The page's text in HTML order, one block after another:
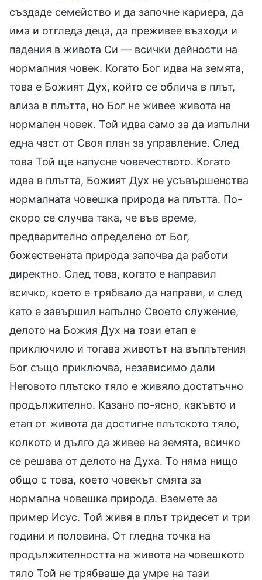
създаде семейство и да започне кариера, да
има и отгледа деца, да преживее възходи и
падения в живота Си — всички дейности на
нормалния човек. Когато Бог идва на земята,
това е Божият Дух, който се облича в плът,
влиза в плътта, но Бог не живее живота на
нормален човек. Той идва само за да изпълни
една част от Своя план за управление. След
това Той ще напусне човечеството. Когато
идва в плътта, Божият Дух не усъвършенства
нормалната човешка природа на плътта. По-
скоро се случва така, че във време,
предварително определено от Бог,
божествената природа започва да работи
директно. След това, когато е направил
всичко, което е трябвало да направи, и след
като е завършил напълно Своето служение,
делото на Божия Дух на този етап е
приключило и тогава животът на въплътения
Бог също приключва, независимо дали
Неговото плътско тяло е живяло достатъчно
продължително. Казано по-ясно, какъвто и
етап от живота да достигне плътското тяло,
колкото и дълго да живее на земята, всичко
се решава от делото на Духа. То няма нищо
общо с това, което човекът смята за
нормална човешка природа. Вземете за
пример Исус. Той живя в плът тридесет и три
години и половина. От гледна точка на
продължителността на живота на човешкото
тяло Той не трябваше да умре на тази